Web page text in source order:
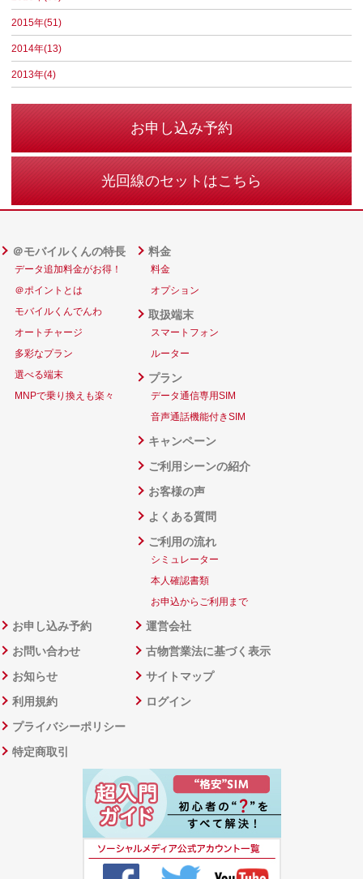
2015年(51)
2014年(13)
2013年(4)
お申し込み予約
光回線のセットはこちら
＠モバイルくんの特長
データ追加料金がお得！
＠ポイントとは
モバイルくんでんわ
オートチャージ
多彩なプラン
選べる端末
MNPで乗り換えも楽々
料金
料金
オプション
取扱端末
スマートフォン
ルーター
プラン
データ通信専用SIM
音声通話機能付きSIM
キャンペーン
ご利用シーンの紹介
お客様の声
よくある質問
ご利用の流れ
シミュレーター
本人確認書類
お申込からご利用まで
お申し込み予約
お問い合わせ
お知らせ
利用規約
プライバシーポリシー
特定商取引
運営会社
古物営業法に基づく表示
サイトマップ
ログイン